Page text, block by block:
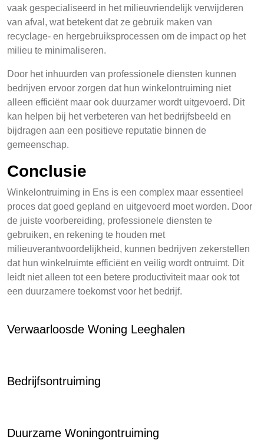
vaak gespecialiseerd in het milieuvriendelijk verwijderen
van afval, wat betekent dat ze gebruik maken van
recyclage- en hergebruiksprocessen om de impact op het
milieu te minimaliseren.
Door het inhuurden van professionele diensten kunnen
bedrijven ervoor zorgen dat hun winkelontruiming niet
alleen efficiënt maar ook duurzamer wordt uitgevoerd. Dit
kan helpen bij het verbeteren van het bedrijfsbeeld en
bijdragen aan een positieve reputatie binnen de
gemeenschap.
Conclusie
Winkelontruiming in Ens is een complex maar essentieel
proces dat goed gepland en uitgevoerd moet worden. Door
de juiste voorbereiding, professionele diensten te
gebruiken, en rekening te houden met
milieuverantwoordelijkheid, kunnen bedrijven zekerstellen
dat hun winkelruimte efficiënt en veilig wordt ontruimt. Dit
leidt niet alleen tot een betere productiviteit maar ook tot
een duurzamere toekomst voor het bedrijf.
Verwaarloosde Woning Leeghalen
Bedrijfsontruiming
Duurzame Woningontruiming